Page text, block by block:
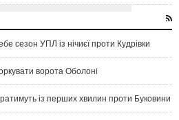
сезон УПЛ із нічиєї проти Кудрівки
ворота Оболоні
із перших хвилин проти Буковини